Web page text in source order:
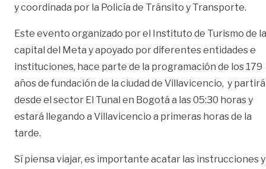
y coordinada por la Policía de Tránsito y Transporte.
Este evento organizado por el Instituto de Turismo de la
capital del Meta y apoyado por diferentes entidades e
instituciones, hace parte de la programación de los 179
años de fundación de la ciudad de Villavicencio, y partirá
desde el sector El Tunal en Bogotá a las 05:30 horas y
estará llegando a Villavicencio a primeras horas de la
tarde.
Sí piensa viajar, es importante acatar las instrucciones y